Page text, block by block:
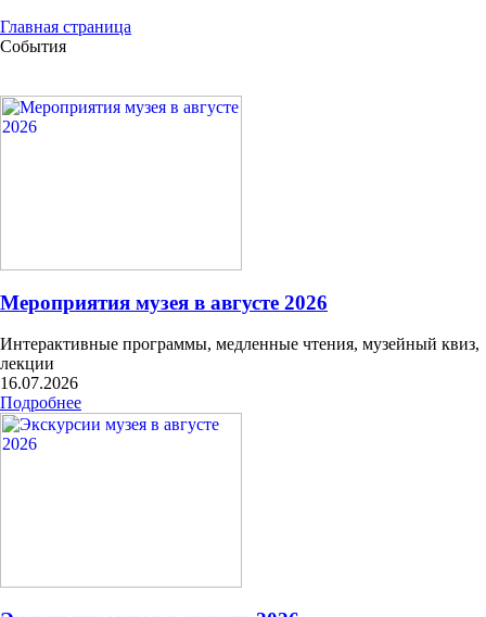
Главная страница
События
Мероприятия музея в августе 2026
Интерактивные программы, медленные чтения, музейный квиз,
лекции
16.07.2026
Подробнее